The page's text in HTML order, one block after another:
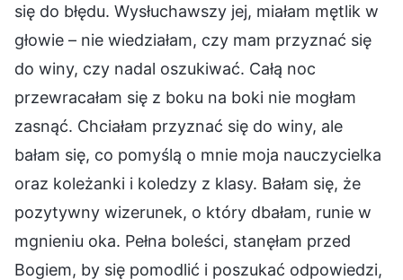
się do błędu. Wysłuchawszy jej, miałam mętlik w
głowie – nie wiedziałam, czy mam przyznać się
do winy, czy nadal oszukiwać. Całą noc
przewracałam się z boku na boki nie mogłam
zasnąć. Chciałam przyznać się do winy, ale
bałam się, co pomyślą o mnie moja nauczycielka
oraz koleżanki i koledzy z klasy. Bałam się, że
pozytywny wizerunek, o który dbałam, runie w
mgnieniu oka. Pełna boleści, stanęłam przed
Bogiem, by się pomodlić i poszukać odpowiedzi,